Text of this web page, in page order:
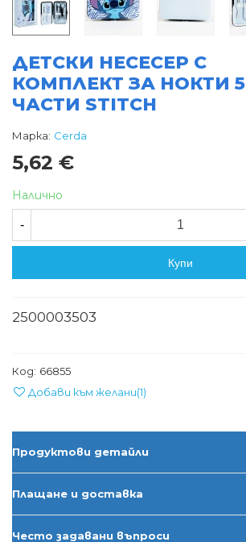
ДЕТСКИ НЕСЕСЕР С
КОМПЛЕКТ ЗА НОКТИ 5
ЧАСТИ STITCH
Марка: Cerda
5,62 €
Налично
-
Купи
2500003503
Код: 66855
Добави към желани(1)
Продуктови детайли
Плащане и доставка
Често задавани въпроси